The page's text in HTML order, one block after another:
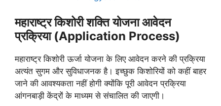
महाराष्ट्र किशोरी शक्ति योजना आवेदन
प्रक्रिया (Application Process)
महाराष्ट्र किशोरी ऊर्जा योजना के लिए आवेदन करने की प्रक्रिया
अत्यंत सुगम और सुविधाजनक है। इच्छुक किशोरियों को कहीं बाहर
जाने की आवश्यकता नहीं होगी क्योंकि पूरी आवेदन प्रक्रिया
आंगनबाड़ी केंद्रों के माध्यम से संचालित की जाएगी।